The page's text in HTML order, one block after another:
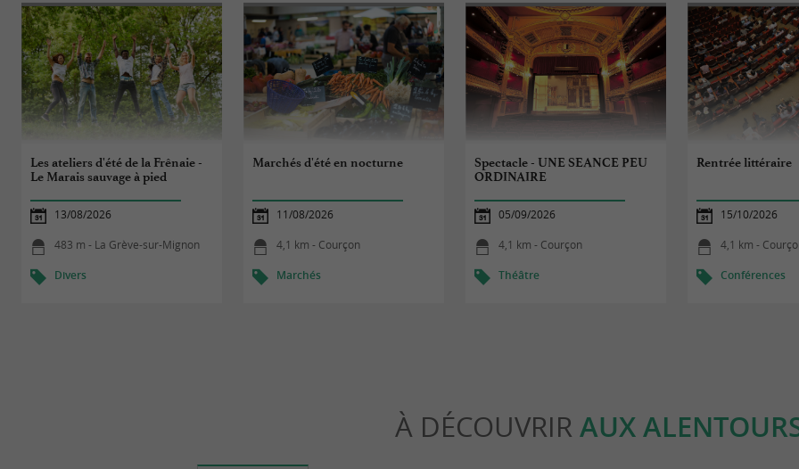
Les ateliers d'été de la Frênaie -
Le Marais sauvage à pied
13/08/2026
483 m - La Grève-sur-Mignon
Divers
Marchés d'été en nocturne
11/08/2026
4,1 km - Courçon
Marchés
Spectacle - UNE SEANCE PEU
ORDINAIRE
05/09/2026
4,1 km - Courçon
Théâtre
Rentrée littéraire
15/10/2026
4,1 km -
Conférences
À DÉCOUVRIR AUX